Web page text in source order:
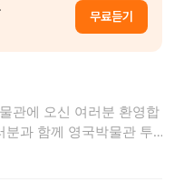
무료듣기
관에 오신 여러분 환영합
분과 함께 영국박물관 투